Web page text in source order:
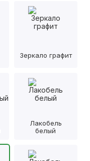
Зеркало графит
Лакобель
белый